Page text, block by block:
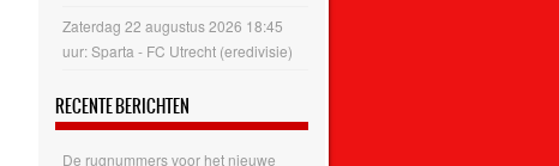
Zaterdag 22 augustus 2026 18:45
uur: Sparta - FC Utrecht (eredivisie)
RECENTE BERICHTEN
De rugnummers voor het nieuwe